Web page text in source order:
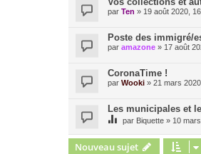
par Ten » 19 août 2020,
Poste des immigré/
par amazone » 17 août
CoronaTime !
par Wooki » 21 mars
Les municipales et
par Biquette » 10
Nouveau sujet